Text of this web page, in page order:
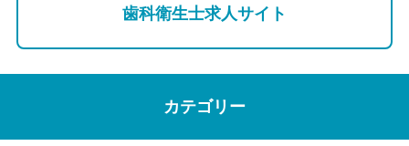
歯科衛生士求人サイト
カテゴリー